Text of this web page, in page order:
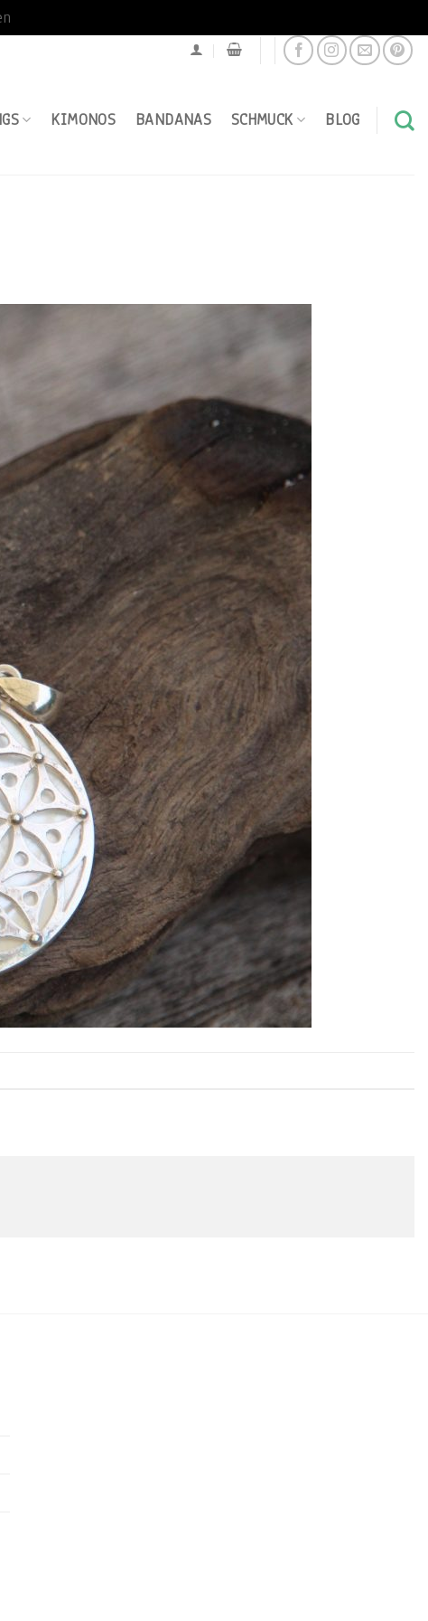
KIMONOS BANDANAS SCHMUCK BLOG